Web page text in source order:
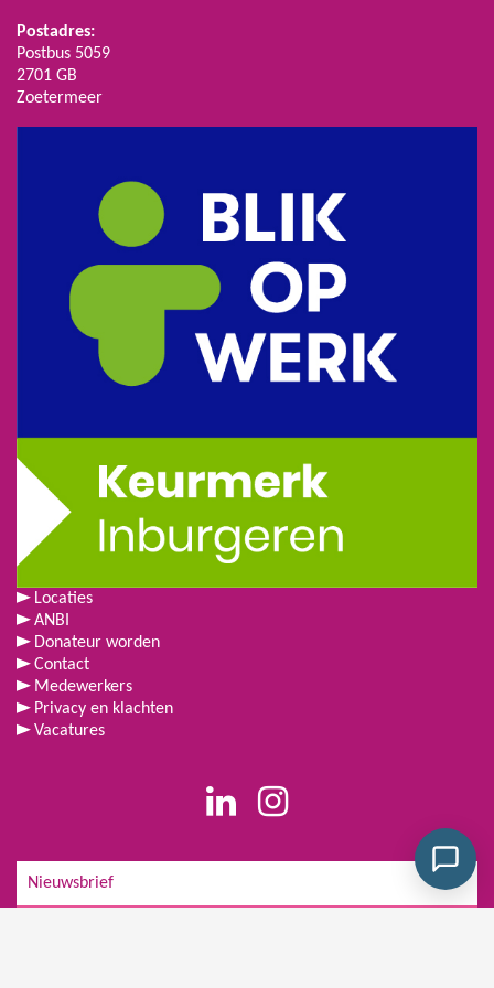
Postadres:
Postbus 5059
2701 GB
Zoetermeer
Locaties
ANBI
Donateur worden
Contact
Medewerkers
Privacy en klachten
Vacatures